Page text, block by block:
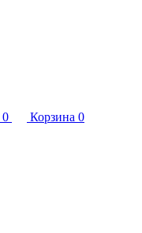
0 Корзина 0